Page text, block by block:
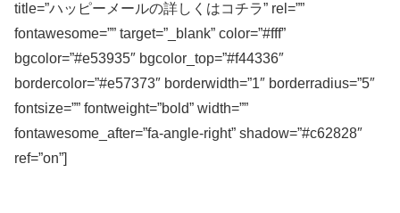
title=”ハッピーメールの詳しくはコチラ” rel=””
fontawesome=”” target=”_blank” color=”#fff”
bgcolor=”#e53935″ bgcolor_top=”#f44336″
bordercolor=”#e57373″ borderwidth=”1″ borderradius=”5″
fontsize=”” fontweight=”bold” width=””
fontawesome_after=”fa-angle-right” shadow=”#c62828″
ref=”on”]